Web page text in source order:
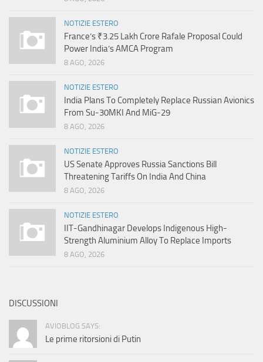
NOTIZIE ESTERO
France’s ₹3.25 Lakh Crore Rafale Proposal Could
Power India’s AMCA Program
8 AGO, 2026
NOTIZIE ESTERO
India Plans To Completely Replace Russian Avionics
From Su-30MKI And MiG-29
8 AGO, 2026
NOTIZIE ESTERO
US Senate Approves Russia Sanctions Bill
Threatening Tariffs On India And China
8 AGO, 2026
NOTIZIE ESTERO
IIT-Gandhinagar Develops Indigenous High-
Strength Aluminium Alloy To Replace Imports
8 AGO, 2026
DISCUSSIONI
AVIOBLOG SAYS:
Le prime ritorsioni di Putin